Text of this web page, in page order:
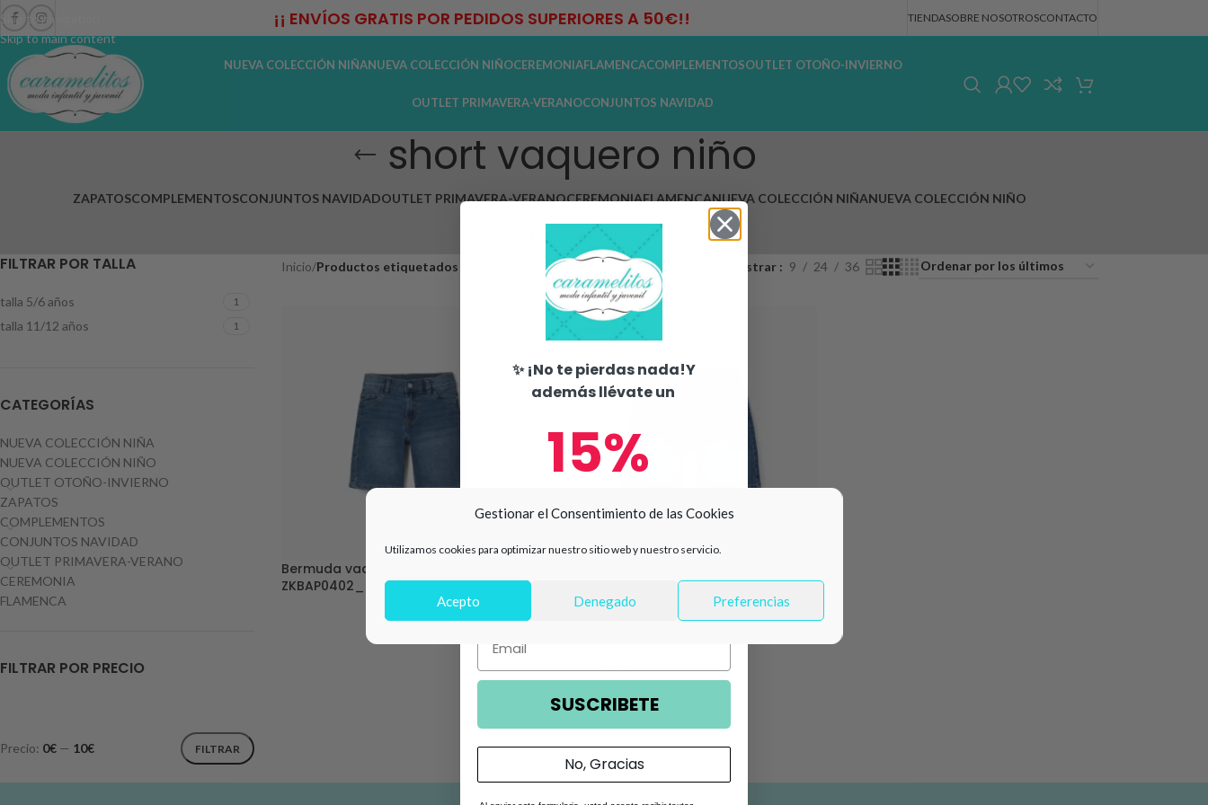
Gestionar el Consentimiento de las Cookies
Utilizamos cookies para optimizar nuestro sitio web y nuestro servicio.
Acepto Denegado Preferencias
Skip to navigation
Skip to main content
¡¡ ENVÍOS GRATIS POR PEDIDOS SUPERIORES A 50€!! TIENDASOBRE NOSOTROSCONTACTO
NUEVA COLECCIÓN NIÑANUEVA COLECCIÓN NIÑOCEREMONIAFLAMENCACOMPLEMENTOSOUTLET OTOÑO-INVIERNO
OUTLET PRIMAVERA-VERANOCONJUNTOS NAVIDAD
short vaquero niño
ZAPATOSCOMPLEMENTOSCONJUNTOS NAVIDADOUTLET PRIMAVERA-VERANOCEREMONIAFLAMENCANUEVA COLECCIÓN NIÑANUEVA COLECCIÓN NIÑO
OUTLET OTOÑO-INVIERNO
FILTRAR POR TALLA
talla 5/6 años 1
talla 11/12 años 1
CATEGORÍAS
NUEVA COLECCIÓN NIÑA
NUEVA COLECCIÓN NIÑO
OUTLET OTOÑO-INVIERNO
ZAPATOS
COMPLEMENTOS
CONJUNTOS NAVIDAD
OUTLET PRIMAVERA-VERANO
CEREMONIA
FLAMENCA
FILTRAR POR PRECIO
FILTRAR
Precio: 0€ — 10€
Inicio/Productos etiquetados “short vaquero niño” Mostrar 9 24 36
Bermuda vaquera niño denim
ZKBAP0402_26025
Bermuda vaquera niño denim goma
✨ ¡No te pierdas nada!Y
además llévate un
15%
de descuento en tu primera
SUSCRIBETE
No, Gracias